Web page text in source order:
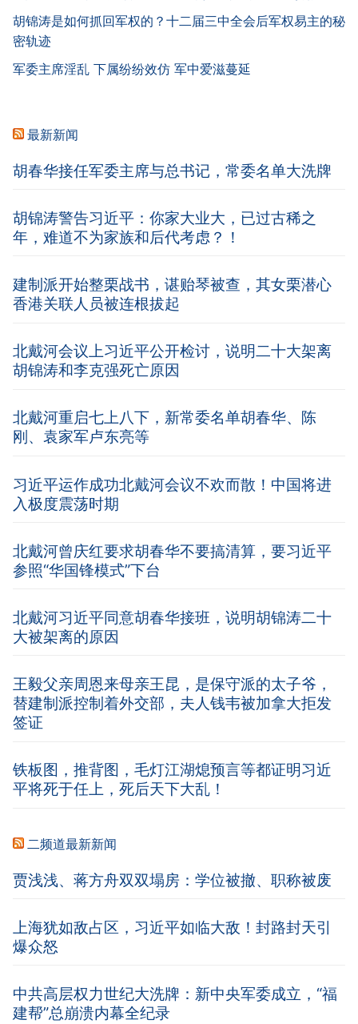
胡锦涛是如何抓回军权的？十二届三中全会后军权易主的秘
密轨迹
军委主席淫乱 下属纷纷效仿 军中爱滋蔓延
最新新闻
胡春华接任军委主席与总书记，常委名单大洗牌
胡锦涛警告习近平：你家大业大，已过古稀之
年，难道不为家族和后代考虑？！
建制派开始整栗战书，谌贻琴被查，其女栗潜心
香港关联人员被连根拔起
北戴河会议上习近平公开检讨，说明二十大架离
胡锦涛和李克强死亡原因
北戴河重启七上八下，新常委名单胡春华、陈
刚、袁家军卢东亮等
习近平运作成功北戴河会议不欢而散！中国将进
入极度震荡时期
北戴河曾庆红要求胡春华不要搞清算，要习近平
参照“华国锋模式”下台
北戴河习近平同意胡春华接班，说明胡锦涛二十
大被架离的原因
王毅父亲周恩来母亲王昆，是保守派的太子爷，
替建制派控制着外交部，夫人钱韦被加拿大拒发
签证
铁板图，推背图，毛灯江湖熄预言等都证明习近
平将死于任上，死后天下大乱！
二频道最新新闻
贾浅浅、蒋方舟双双塌房：学位被撤、职称被废
上海犹如敌占区，习近平如临大敌！封路封天引
爆众怒
中共高层权力世纪大洗牌：新中央军委成立，“福
建帮”总崩溃内幕全纪录